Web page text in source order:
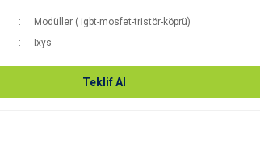
Modüller ( igbt-mosfet-tristör-köprü)
Ixys
Teklif Al